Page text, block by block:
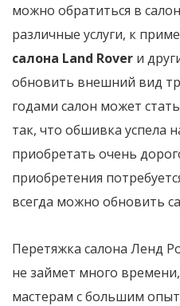
можно обратиться в
различные услуги, к
салона Land Rover и
обновить внешний вид
годами салон может
так, что обшивка успела
приобретать очень
приобретения
всегда можно обновить
Перетяжка салона Ленд
не займет много
мастерам с большим